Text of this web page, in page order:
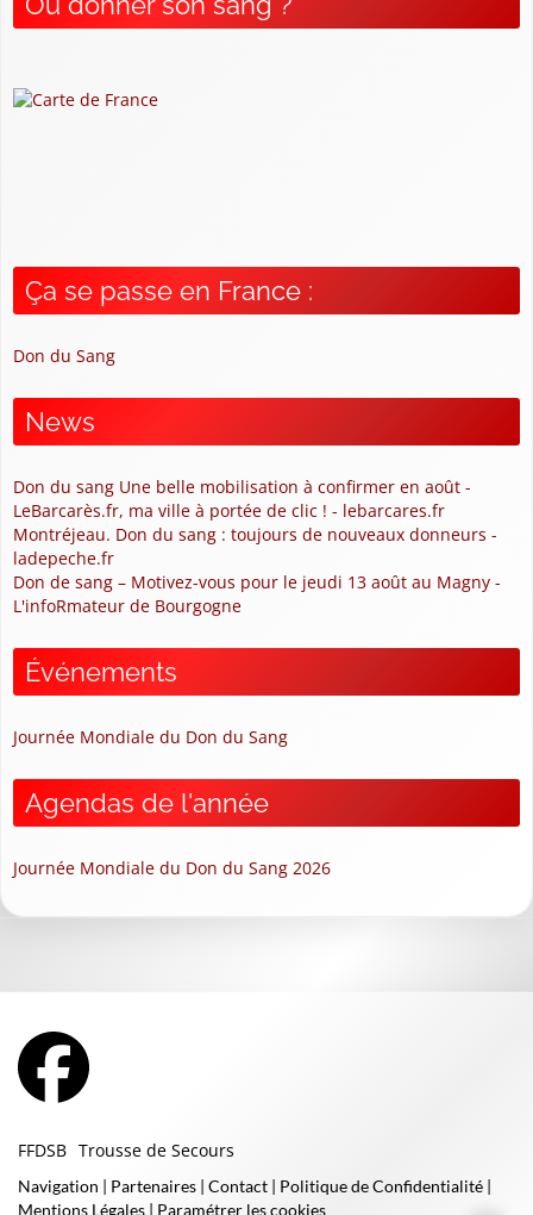
Ça se passe en France :
Don du Sang
News
Don du sang Une belle mobilisation à confirmer en août -
LeBarcarès.fr, ma ville à portée de clic ! - lebarcares.fr
Montréjeau. Don du sang : toujours de nouveaux donneurs -
ladepeche.fr
Don de sang – Motivez-vous pour le jeudi 13 août au Magny -
L'infoRmateur de Bourgogne
Événements
Journée Mondiale du Don du Sang
Agendas de l'année
Journée Mondiale du Don du Sang 2026
FFDSB Trousse de Secours
Navigation | Partenaires | Contact | Politique de Confidentialité |
Mentions Légales | Paramétrer les cookies